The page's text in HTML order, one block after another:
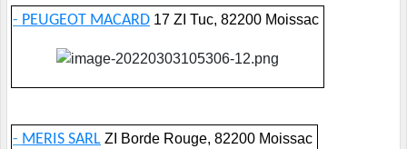
- PEUGEOT MACARD 17 ZI Tuc, 82200 Moissac
- MERIS SARL ZI Borde Rouge, 82200 Moissac